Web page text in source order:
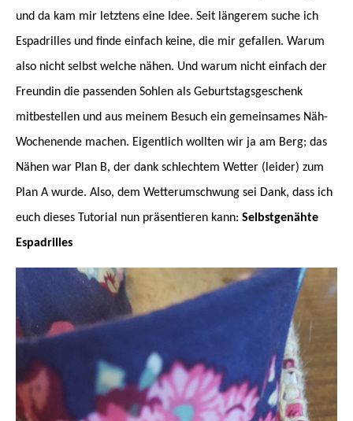
und da kam mir letztens eine Idee. Seit längerem suche ich
Espadrilles und finde einfach keine, die mir gefallen. Warum
also nicht selbst welche nähen. Und warum nicht einfach der
Freundin die passenden Sohlen als Geburtstagsgeschenk
mitbestellen und aus meinem Besuch ein gemeinsames Näh-
Wochenende machen. Eigentlich wollten wir ja am Berg; das
Nähen war Plan B, der dank schlechtem Wetter (leider) zum
Plan A wurde. Also, dem Wetterumschwung sei Dank, dass ich
euch dieses Tutorial nun präsentieren kann: Selbstgenähte
Espadrilles